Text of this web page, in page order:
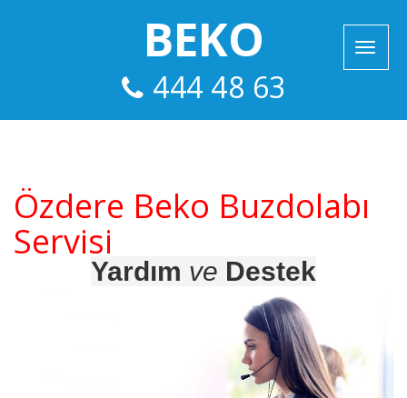
BEKO
444 48 63
Özdere Beko Buzdolabı
Servisi
Yardım ve Destek